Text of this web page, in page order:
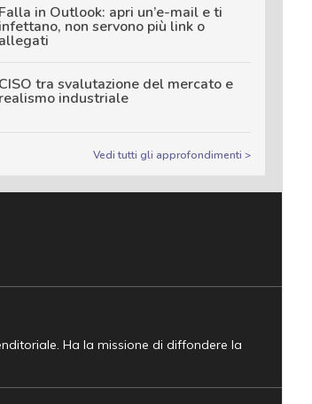
Falla in Outlook: apri un’e-mail e ti
infettano, non servono più link o
allegati
CISO tra svalutazione del mercato e
realismo industriale
Vedi tutti gli approfondimenti >
Ha la missione di diffondere la